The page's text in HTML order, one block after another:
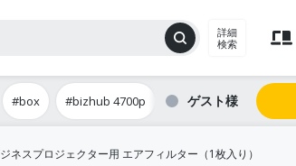
詳細
検索
#box #bizhub 4700p ゲスト
ネスプロジェクター用 エアフィルター（1枚入り）